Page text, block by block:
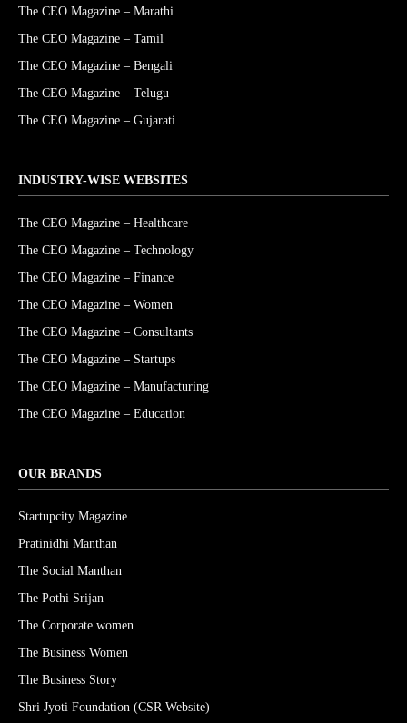
The CEO Magazine – Marathi
The CEO Magazine – Tamil
The CEO Magazine – Bengali
The CEO Magazine – Telugu
The CEO Magazine – Gujarati
INDUSTRY-WISE WEBSITES
The CEO Magazine – Healthcare
The CEO Magazine – Technology
The CEO Magazine – Finance
The CEO Magazine – Women
The CEO Magazine – Consultants
The CEO Magazine – Startups
The CEO Magazine – Manufacturing
The CEO Magazine – Education
OUR BRANDS
Startupcity Magazine
Pratinidhi Manthan
The Social Manthan
The Pothi Srijan
The Corporate women
The Business Women
The Business Story
Shri Jyoti Foundation (CSR Website)